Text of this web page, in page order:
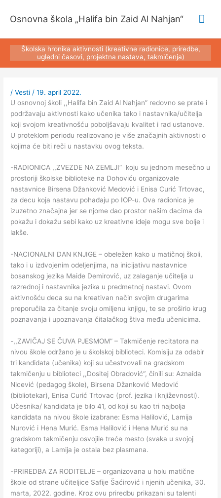
Osnovna škola „Halifa bin Zaid Al Nahjan“
Školska hronika aktivnosti (kreativne radionice, priredbe,
ugledni časovi, projektna nastava, takmičenja)
/Vesti /19. april 2022.
U osnovnoj školi ,,Halifa bin Zaid Al Nahjan” redovno se prate i
podržavaju aktivnosti kako učenika tako i nastavnika/učitelja
koji svojom kreativnošću poboljšavaju kvalitet i rad ustanove.
U proteklom periodu realizovano je više značajnih aktivnosti o
kojima će biti reči u nastavku ovog teksta.
-RADIONICA ,,ZVEZDE NA ZEMLJI” koju su jednom mesečno u
prostoriji školske biblioteke na Dohoviću organizovale
nastavnice Birsena Džanković Medović i Enisa Curić Trtovac,
za decu koja nastavu pohađaju po IOP-u. Ova radionica je
izuzetno značajna jer se njome dao prostor našim đacima da
pokažu i dokažu sebi kako uz kreativne ideje mogu sve bolje i
lakše.
-NACIONALNI DAN KNJIGE – obeležen kako u matičnoj školi,
tako i u izdvojenim odeljenjima, na inicijativu nastavnice
bosanskog jezika Maide Demirović, uz zalaganje učitelja u
razrednoj i nastavnika jezika u predmetnoj nastavi. Ovom
aktivnošću deca su na kreativan način svojim drugarima
preporučila za čitanje svoju omiljenu knjigu, te se proširio krug
poznavanja i upoznavanja čitalačkog štiva među učenicima.
-,,ZAVIČAJ SE ČUVA PJESMOM” – Takmičenje recitatora na
nivou škole održano je u školskoj biblioteci. Komisiju za odabir
tri kandidata (učenika) koji su učestvovali na gradskom
takmičenju u biblioteci ,,Dositej Obradović“, činili su: Aznaida
Nicević (pedagog škole), Birsena Džanković Medović
(bibliotekar), Enisa Curić Trtovac (prof. jezika i književnosti).
Učesnika/ kandidata je bilo 41, od koji su kao tri najbolja
kandidata na nivou škole izabrane: Esma Halilović, Lamija
Nurović i Hena Murić. Esma Halilović i Hena Murić su na
gradskom takmičenju osvojile treće mesto (svaka u svojoj
kategoriji), a Lamija je ostala bez plasmana.
-PRIREDBA ZA RODITELJE – organizovana u holu matične
škole od strane učiteljice Safije Šaćirović i njenih učenika, 30.
marta, 2022. godine. Kroz ovu priredbu prikazani su talenti